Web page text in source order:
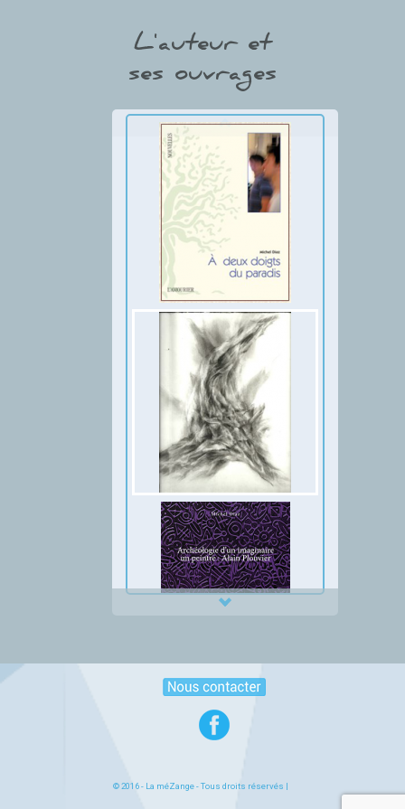
L'auteur et
ses ouvrages
© 2016 - La méZange- Tous droits réservés |